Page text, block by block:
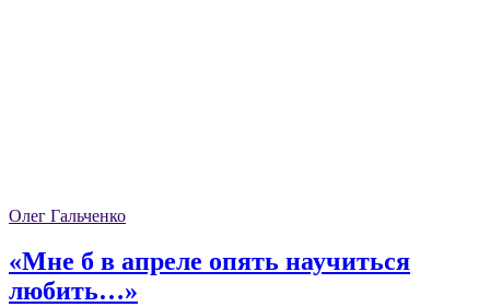
Олег Гальченко
«Мне б в апреле опять научиться
любить…»